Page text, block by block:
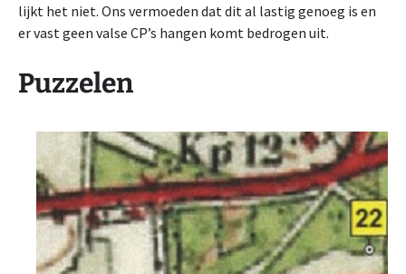
lijkt het niet. Ons vermoeden dat dit al lastig genoeg is en
er vast geen valse CP’s hangen komt bedrogen uit.
Puzzelen